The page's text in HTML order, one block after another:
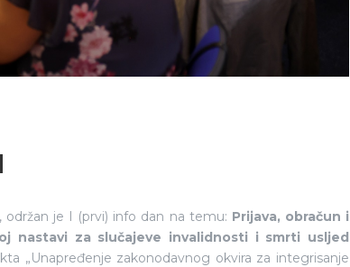
je I (prvi) info dan na temu: Prijava, obračun i
nastavi za slučajeve invalidnosti i smrti usljed
„Unapređenje zakonodavnog okvira za integrisanje